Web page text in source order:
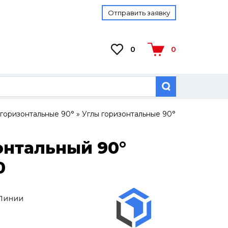
Отправить заявку
0 0
90° » Углы горизонтальные 90°
90°